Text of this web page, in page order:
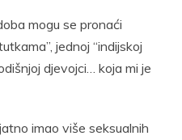
mogu se pronaći
jednoj “indijskoj
djevojci… koja mi je
imao više seksualnih